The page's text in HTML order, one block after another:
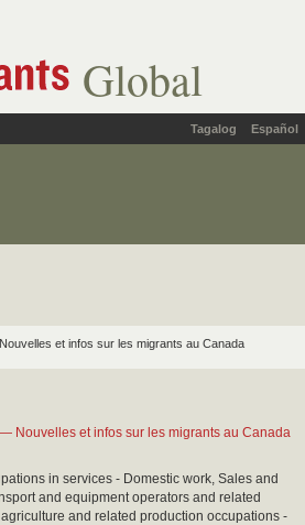
Global
Tagalog Español
et infos sur les migrants au Canada
Nouvelles et infos sur les migrants au Canada
in services - Domestic work, Sales and
and equipment operators and related
and related production occupations -